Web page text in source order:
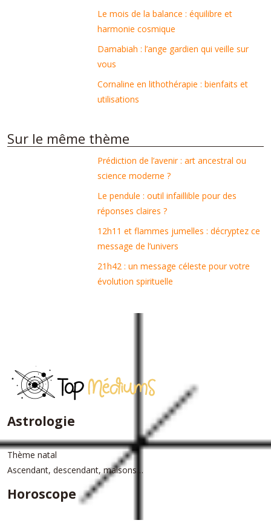
Le mois de la balance : équilibre et
harmonie cosmique
Damabiah : l’ange gardien qui veille sur
vous
Cornaline en lithothérapie : bienfaits et
utilisations
Sur le même thème
Prédiction de l’avenir : art ancestral ou
science moderne ?
Le pendule : outil infaillible pour des
réponses claires ?
12h11 et flammes jumelles : décryptez ce
message de l’univers
21h42 : un message céleste pour votre
évolution spirituelle
Astrologie
Thème natal
Ascendant, descendant, maisons…
Horoscope